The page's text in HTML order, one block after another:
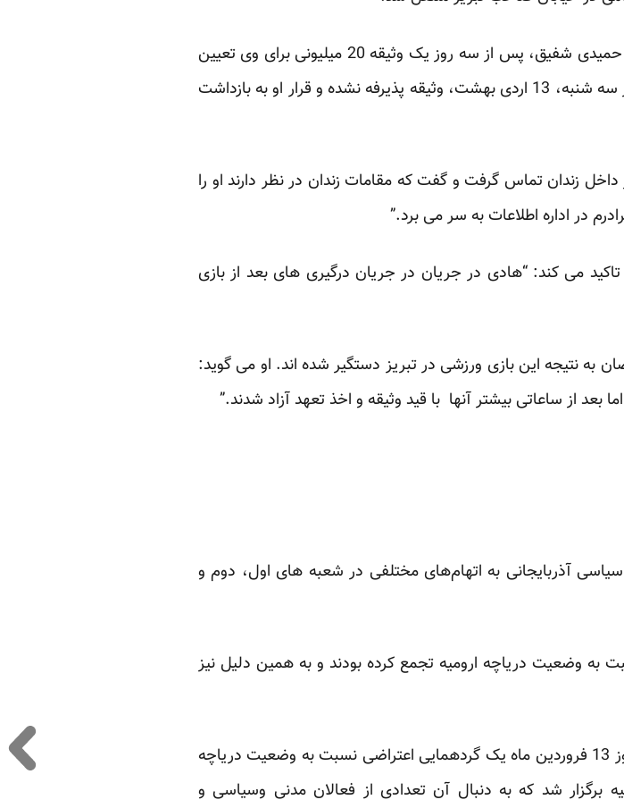
به گفته خانواده این زندانی آذربایجانی، بازپرس پرونده هادی حمیدی شفیق، پس از سه روز یک وثیقه 20 میلیونی برای وی تعیین
کرده است که باوجود فراهم کردن آن از سوی خانواده در روز سه شنبه، 13 اردی بهشت، وثیقه پذیرفه نشده و قرار او به بازداشت
زندان تماس گرفت و گفت که مقامات زندان در نظر دارند او را
در اداره اطلاعات به سر می برد.”
می کند: “هادی در جریان در جریان درگیری های بعد از بازی
به نتیجه این بازی ورزشی در تبریز دستگیر شده اند. او می گوید:
آذربایجانی به اتهام‌های مختلفی در شعبه های اول، دوم و
آنان در سال‌های ۸۹و به ویژه فروردین ماه ۹۰بنسبت به وضعیت دریاچه ارومیه تجمع کرده بودند و به همین دلیل نیز
به دنبال فراخوان فعالان مدنی و محیط زیستی آذربایجان، روز 13 فروردین ماه یک گردهمایی اعتراضی نسبت به وضعیت دریاچه
برگزار شد که به دنبال آن تعدادی از فعالان مدنی وسیاسی و